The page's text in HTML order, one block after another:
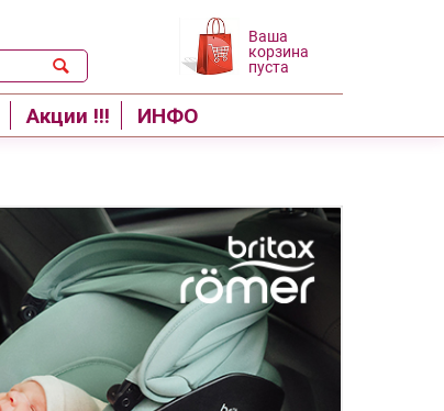
Ваша
корзина
пуста
Акции !!! ИНФО